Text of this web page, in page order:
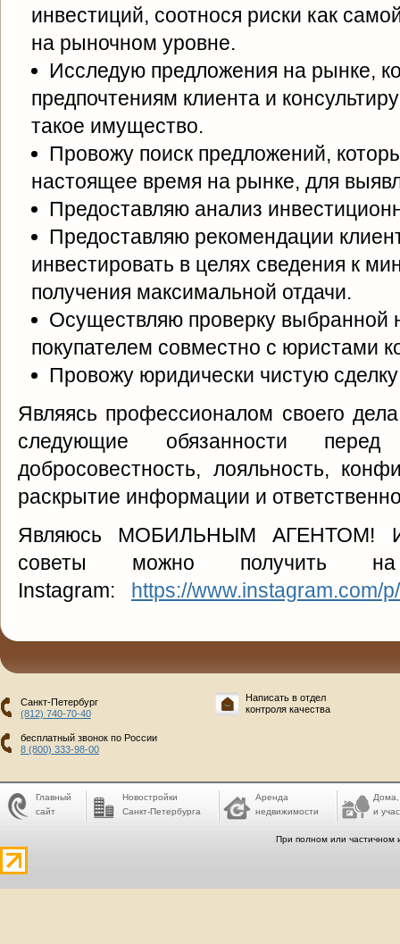
инвестиций, соотнося риски как
на рыночном уровне.
Исследую предложения на рынке,
предпочтениям клиента и
такое имущество.
Провожу поиск предложений,
настоящее время на рынке, для
Предоставляю анализ
Предоставляю рекомендации
инвестировать в целях сведения к
получения максимальной отдачи.
Осуществляю проверку выбранной
покупателем совместно с юристами
Провожу юридически чистую
Являясь профессионалом своего
следующие обязанности
добросовестность, лояльность,
раскрытие информации и
Являюсь МОБИЛЬНЫМ АГЕНТОМ!
советы можно получить
Instagram: https://www.instagram.com/
Санкт-Петербург
(812) 740-70-40
бесплатный звонок по России
8 (800) 333-98-00
Написать в отдел
контроля качества
Главный
сайт
Новостройки
Санкт-Петербурга
Аренда
недвижимости
Дома,
и
При полном или частичном